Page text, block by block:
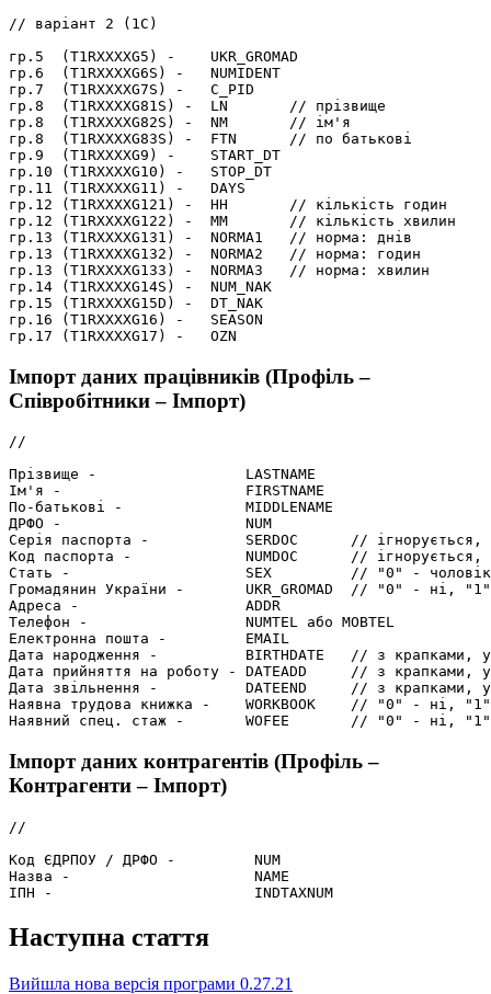
// варіант 2 (1С)
гр.5  (T1RXXXXG5) -    UKR_GROMAD
гр.6  (T1RXXXXG6S) -   NUMIDENT
гр.7  (T1RXXXXG7S) -   C_PID
гр.8  (T1RXXXXG81S) -  LN       // прізвище
гр.8  (T1RXXXXG82S) -  NM       // ім'я
гр.8  (T1RXXXXG83S) -  FTN      // по батькові
гр.9  (T1RXXXXG9) -    START_DT
гр.10 (T1RXXXXG10) -   STOP_DT
гр.11 (T1RXXXXG11) -   DAYS
гр.12 (T1RXXXXG121) -  HH       // кількість годин
гр.12 (T1RXXXXG122) -  MM       // кількість хвилин
гр.13 (T1RXXXXG131) -  NORMA1   // норма: днів
гр.13 (T1RXXXXG132) -  NORMA2   // норма: годин
гр.13 (T1RXXXXG133) -  NORMA3   // норма: хвилин
гр.14 (T1RXXXXG14S) -  NUM_NAK
гр.15 (T1RXXXXG15D) -  DT_NAK
гр.16 (T1RXXXXG16) -   SEASON
Імпорт даних працівників (Профіль –
Співробітники – Імпорт)
//
Прізвище -                 LASTNAME
Ім'я -                     FIRSTNAME
По-батькові -              MIDDLENAME
ДРФО -                     NUM
Серія паспорта -           SERDOC      // ігнорується,
Код паспорта -             NUMDOC      // ігнорується,
Стать -                    SEX         // "0" - чоловік,
Громадянин України -       UKR_GROMAD  // "0" - ні,
Адреса -                   ADDR
Телефон -                  NUMTEL або MOBTEL
Електронна пошта -         EMAIL
Дата народження -          BIRTHDATE   // з крапками, у
Дата прийняття на роботу - DATEADD     // з крапками,
Дата звільнення -          DATEEND     // з крапками, у
Наявна трудова книжка -    WORKBOOK    // "0" - ні,
Імпорт даних контрагентів (Профіль –
Контрагенти – Імпорт)
//
Код ЄДРПОУ / ДРФО -         NUM
Назва -                     NAME
Наступна стаття
Вийшла нова версія програми 0.27.21